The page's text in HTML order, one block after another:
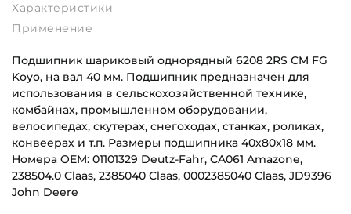
Характеристики
Применение
Подшипник шариковый однорядный 6208 2RS CM FG
Koyo, на вал 40 мм. Подшипник предназначен для
использования в сельскохозяйственной технике,
комбайнах, промышленном оборудовании,
велосипедах, скутерах, снегоходах, станках, роликах,
конвеерах и т.п. Размеры подшипника 40х80х18 мм.
Номера OEM: 01101329 Deutz-Fahr, CA061 Amazone,
238504.0 Claas, 2385040 Claas, 0002385040 Claas, JD9396
John Deere